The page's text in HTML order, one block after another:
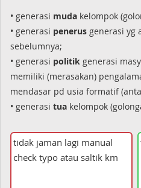
• generasi muda kelompok
• generasi penerus generasi yg
sebelumnya;
• generasi politik generasi
memiliki (merasakan)
mendasar pd usia formatif
• generasi tua kelompok